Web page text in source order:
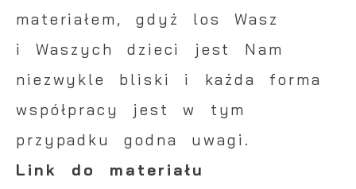
materiałem, gdyż los Wasz
i Waszych dzieci jest Nam
niezwykle bliski i każda forma
współpracy jest w tym
przypadku godna uwagi.
Link do materiału